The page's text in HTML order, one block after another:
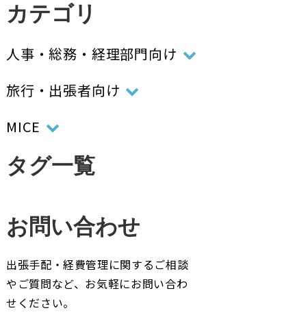
カテゴリ
人事・総務・経理部門向け
旅行・出張者向け
MICE
タグ一覧
お問い合わせ
出張手配・経費管理に関するご相談
やご質問など、お気軽にお問い合わ
せください。